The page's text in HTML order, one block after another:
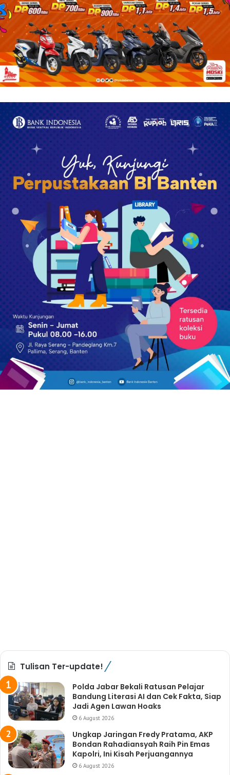
Tulisan Ter-update!
Polda Jabar Bekali Ratusan Pelajar
Bandung Literasi AI dan Cek Fakta, Siap
Jadi Agen Lawan Hoaks
6 August 2026
Ungkap Jaringan Fredy Pratama, AKP
Bondan Rahadiansyah Raih Pin Emas
Kapolri, Ini Kisah Perjuangannya
6 August 2026